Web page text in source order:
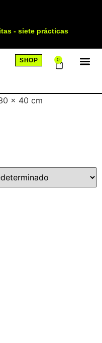
- siete prácticas
SHOP 0
x 40 cm